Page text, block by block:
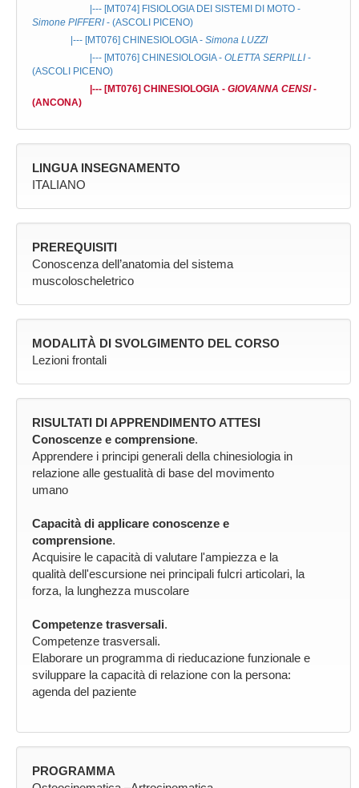
|--- [MT074] FISIOLOGIA DEI SISTEMI DI MOTO -
Simone PIFFERI - (ASCOLI PICENO)
|--- [MT076] CHINESIOLOGIA- Simona LUZZI
|--- [MT076] CHINESIOLOGIA- OLETTA SERPILLI -
(ASCOLI PICENO)
|--- [MT076] CHINESIOLOGIA - GIOVANNA CENSI-
(ANCONA)
LINGUA INSEGNAMENTO
ITALIANO
PREREQUISITI
Conoscenza dell’anatomia del sistema
muscoloscheletrico
MODALITÀ DI SVOLGIMENTO DEL CORSO
Lezioni frontali
RISULTATI DI APPRENDIMENTO ATTESI
Conoscenze e comprensione.
Apprendere i principi generali della chinesiologia in
relazione alle gestualità di base del movimento
umano
Capacità di applicare conoscenze e
comprensione.
Acquisire le capacità di valutare l'ampiezza e la
qualità dell'escursione nei principali fulcri articolari, la
forza, la lunghezza muscolare
Competenze trasversali.
Competenze trasversali.
Elaborare un programma di rieducazione funzionale e
sviluppare la capacità di relazione con la persona:
agenda del paziente
PROGRAMMA